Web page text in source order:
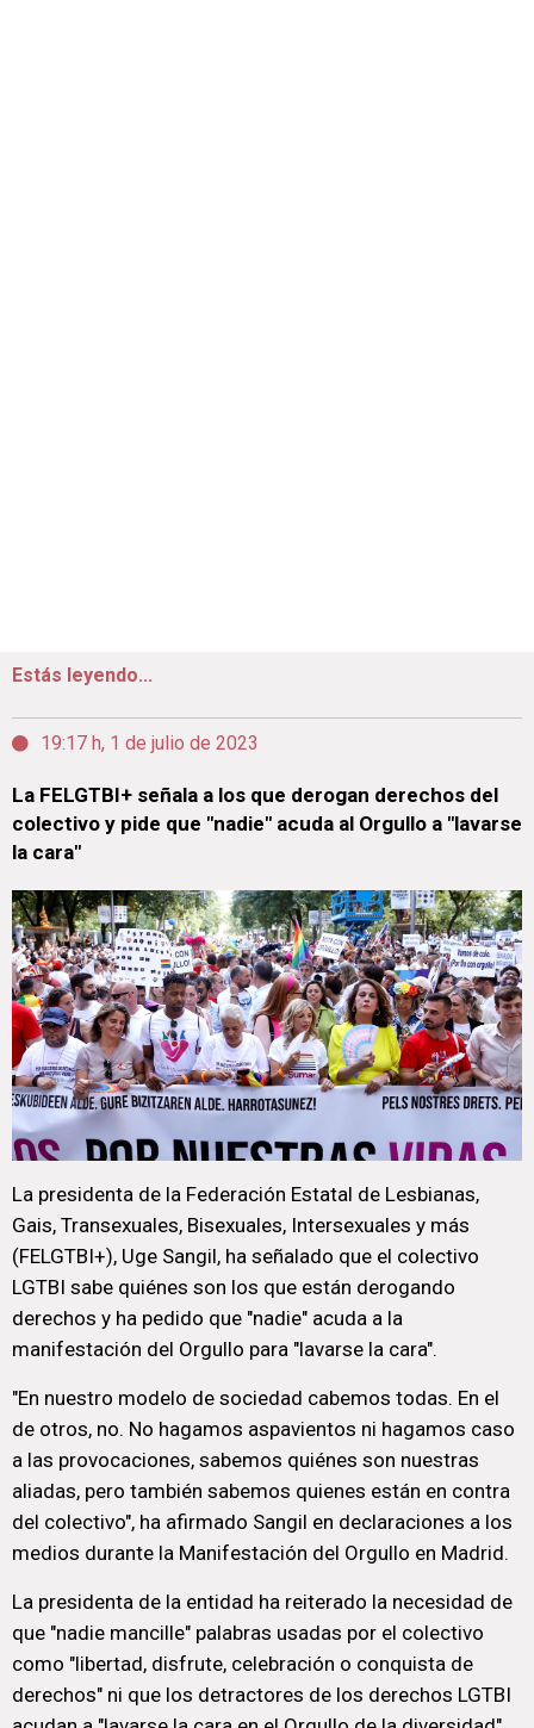
Estás leyendo...
19:17 h, 1 de julio de 2023
La FELGTBI+ señala a los que derogan derechos del
colectivo y pide que "nadie" acuda al Orgullo a "lavarse
la cara"
La presidenta de la Federación Estatal de Lesbianas,
Gais, Transexuales, Bisexuales, Intersexuales y más
(FELGTBI+), Uge Sangil, ha señalado que el colectivo
LGTBI sabe quiénes son los que están derogando
derechos y ha pedido que "nadie" acuda a la
manifestación del Orgullo para "lavarse la cara".
"En nuestro modelo de sociedad cabemos todas. En el
de otros, no. No hagamos aspavientos ni hagamos caso
a las provocaciones, sabemos quiénes son nuestras
aliadas, pero también sabemos quienes están en contra
del colectivo", ha afirmado Sangil en declaraciones a los
medios durante la Manifestación del Orgullo en Madrid.
La presidenta de la entidad ha reiterado la necesidad de
que "nadie mancille" palabras usadas por el colectivo
como "libertad, disfrute, celebración o conquista de
derechos" ni que los detractores de los derechos LGTBI